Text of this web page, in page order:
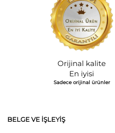
Orijinal kalite
En iyisi
Sadece orijinal ürünler
BELGE VE İŞLEYIŞ